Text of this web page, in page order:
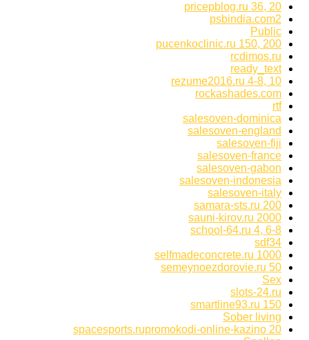
pricepblog.ru 36, 20
psbindia.com2
Public
pucenkoclinic.ru 150, 200
rcdimos.ru
ready_text
rezume2016.ru 4-8, 10
rockashades.com
rtf
salesoven-dominica
salesoven-england
salesoven-fiji
salesoven-france
salesoven-gabon
salesoven-indonesia
salesoven-italy
samara-sts.ru 200
sauni-kirov.ru 2000
school-64.ru 4, 6-8
sdf34
selfmadeconcrete.ru 1000
semeynoezdorovie.ru 50
Sex
slots-24.ru
smartline93.ru 150
Sober living
spacesports.rupromokodi-online-kazino 20